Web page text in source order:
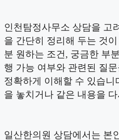
인천탐정사무소 상담을 고
을 간단히 정리해 두는 것
분 원하는 조건, 궁금한 부
행 가능 여부와 관련된 질
정확하게 이해할 수 있습
을 놓치거나 같은 내용을
일산한의원 상담에서는 본